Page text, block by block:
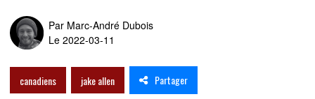
Par Marc-André Dubois
Le 2022-03-11
canadiens jake allen Partager